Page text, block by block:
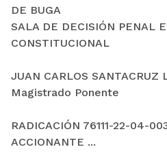
DE BUGA
SALA DE DECISIÓN PENAL
CONSTITUCIONAL
JUAN CARLOS SANTACRUZ
Magistrado Ponente
RADICACIÓN 76111-22-04-
ACCIONANTE ...